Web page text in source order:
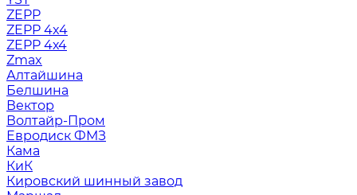
ZEPP
ZEPP 4x4
ZEPP 4х4
Zmax
Алтайшина
Белшина
Вектор
Волтайр-Пром
Евродиск ФМЗ
Кама
КиК
Кировский шинный завод